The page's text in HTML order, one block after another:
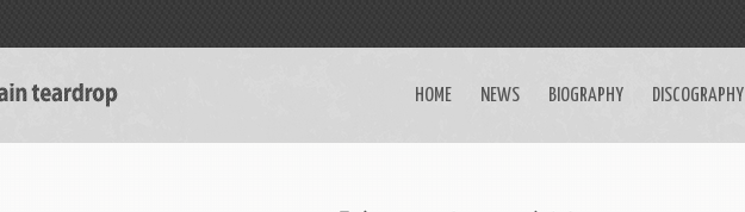
HOME NEWS BIOGRAPHY DISCOGRAPHY